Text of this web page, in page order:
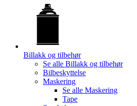
Billakk og tilbehør
Se alle Billakk og tilbehør
Bilbeskyttelse
Maskering
Se alle Maskering
Tape